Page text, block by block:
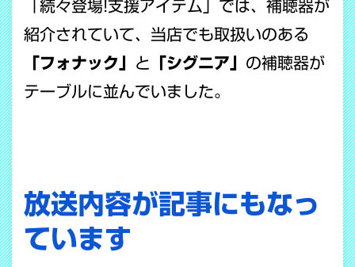
「続々登場!支援アイテム」では、補聴器が
紹介されていて、当店でも取扱いのある
「フォナック」 と 「シグニア」 の補聴器が
テーブルに並んでいました。
放送内容が記事にもなっ
ています